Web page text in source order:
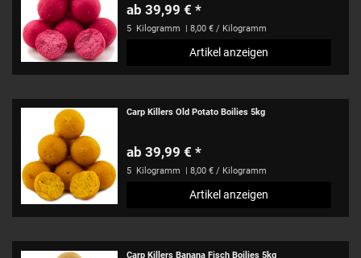
ab 39,99 € *
5 Kilogramm | 8,00 € / Kilogramm
Artikel anzeigen
Carp Killers Old Potato Boilies 5kg
ab 39,99 € *
5 Kilogramm | 8,00 € / Kilogramm
Artikel anzeigen
Carp Killers Banana Fisch Boilies 5kg